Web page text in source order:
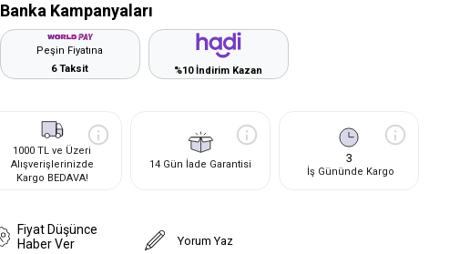
Banka Kampanyaları
Peşin Fiyatına
6 Taksit
%10 İndirim Kazan
1000 TL ve Üzeri
Alışverişlerinizde
Kargo BEDAVA!
14 Gün İade Garantisi 3
İş Gününde Kargo
Fiyat Düşünce
Haber Ver
Yorum Yaz